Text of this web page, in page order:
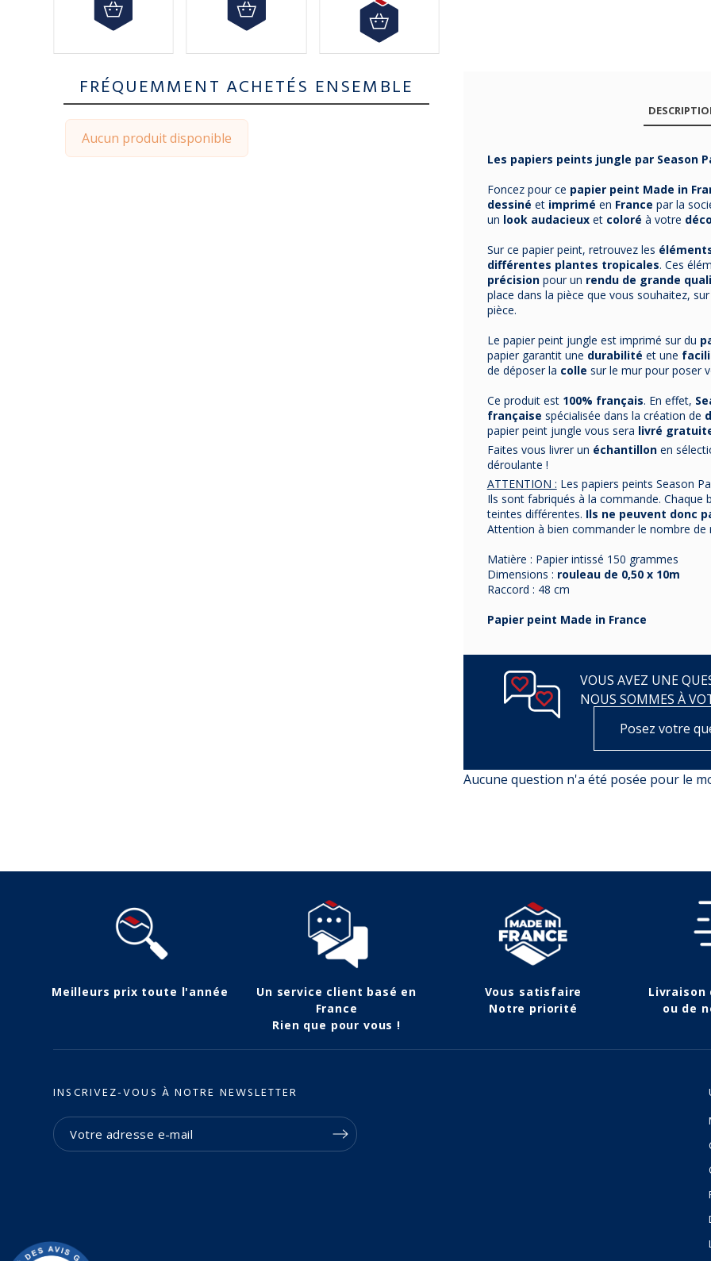
FRÉQUEMMENT ACHETÉS ENSEMBLE
Aucun produit disponible
Les papiers peints jungle par Season
Foncez pour ce papier peint Made in
dessiné et imprimé en France par la
un look audacieuxet coloré à votre
Sur ce papier peint, retrouvez les
différentes plantes tropicales. Ces
précisionpour un rendu de grande
place dans la pièce que vous souhaitez,
pièce.
Le papier peint jungle est imprimé sur du
papier garantit une durabilité et une
de déposer la colle sur le mur pour poser
Ce produit est 100% français. En effet,
française spécialisée dans la création de
papier peint jungle vous sera livré
Faites vous livrer un échantillonen
déroulante !
ATTENTION : Les papiers peints Season
Ils sont fabriqués à la commande. Chaque
teintes différentes. Ils ne peuvent donc
Attention à bien commander le nombre de
Matière : Papier intissé 150 grammes
Dimensions : rouleau de 0,50 x 10m
Raccord : 48 cm
Papier peint Made in France
VOUS AVEZ UNE
NOUS SOMMES À
Posez votre
Aucune question n'a été posée pour le
Meilleurs prix toute l'année
Un service client basé en
France
Rien que pour vous !
Vous satisfaire
Notre priorité
ou de
INSCRIVEZ-VOUS À NOTRE NEWSLETTER